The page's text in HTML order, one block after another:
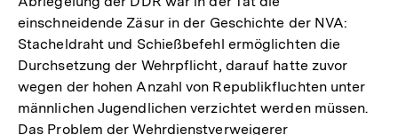
einschneidende Zäsur in der Geschichte der NVA:
Stacheldraht und Schießbefehl ermöglichten die
Durchsetzung der Wehrpflicht, darauf hatte zuvor
wegen der hohen Anzahl von Republikfluchten unter
männlichen Jugendlichen verzichtet werden müssen.
Das Problem der Wehrdienstverweigerer